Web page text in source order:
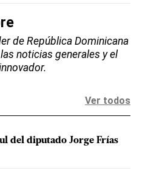
de República Dominicana
noticias generales y el
Ver todos
del diputado Jorge Frías